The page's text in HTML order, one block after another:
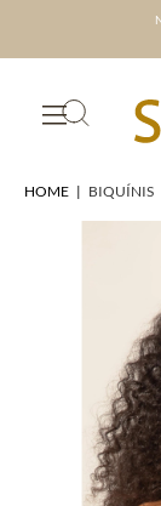
HOME | BIQUÍNIS